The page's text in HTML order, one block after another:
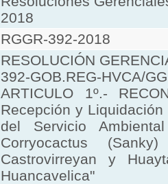
2018
RGGR-392-2018
RESOLUCIÓN
392-GOB.REG-HVCA/
ARTICULO 1º.-
Recepción y
del Servicio
Corryocactus
Castrovirreyan y
Huancavelica"